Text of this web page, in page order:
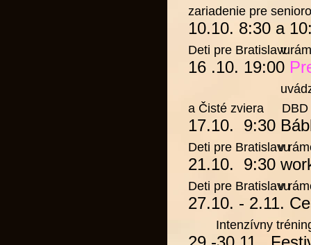
zariadenie pre
10.10. 8:30 a
Deti pre Bratislavu
16 .10. 19:00
v
a Čisté zviera
17.10. 9:30
Deti pre Bratislavu
21.10. 9:30
v
Deti pre Bratislavu
27.10. - 2.11.
v
Intenzívny tréning